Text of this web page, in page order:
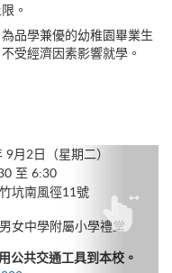
。
為品學兼優的幼稚園畢業生
受經濟因素影響就學。
9月2日（星期二）
至 6:30
坑南風徑11號
女中學附屬小學禮堂
公共交通工具到本校。